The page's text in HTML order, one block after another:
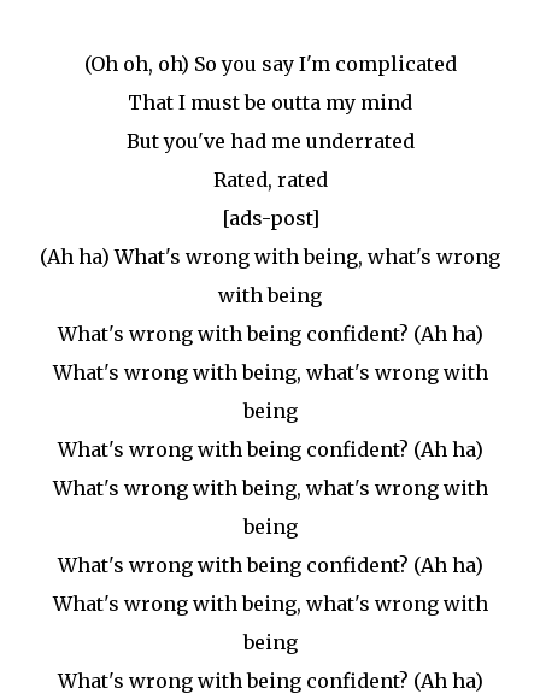
(Oh oh, oh) So you say I'm complicated
That I must be outta my mind
But you've had me underrated
Rated, rated
[ads-post]
(Ah ha) What's wrong with being, what's wrong
with being
What's wrong with being confident? (Ah ha)
What's wrong with being, what's wrong with
being
What's wrong with being confident? (Ah ha)
What's wrong with being, what's wrong with
being
What's wrong with being confident? (Ah ha)
What's wrong with being, what's wrong with
being
What's wrong with being confident? (Ah ha)